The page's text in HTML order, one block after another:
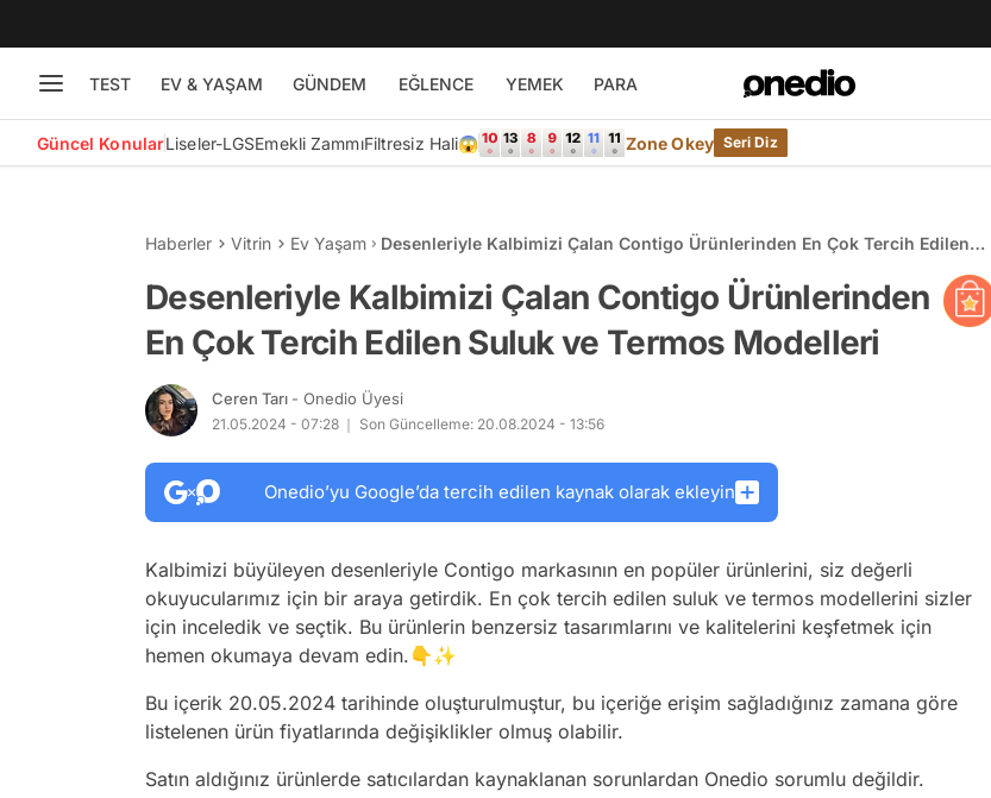
TEST EV & YAŞAM GÜNDEM EĞLENCE YEMEK PARA
Güncel KonularLiseler-LGSEmekli ZammıFiltresiz Hali😱 Zone Okey Seri Diz
Haberler Vitrin Ev Yaşam
Desenleriyle Kalbimizi Çalan Contigo Ürünlerinden En Çok Tercih Edilen
Desenleriyle Kalbimizi Çalan Contigo Ürünlerinden
En Çok Tercih Edilen Suluk ve Termos Modelleri
Ceren Tarı - Onedio Üyesi
21.05.2024 - 07:28 Son Güncelleme: 20.08.2024 - 13:56
Onedio’yu Google’da tercih edilen kaynak olarak ekleyin
Kalbimizi büyüleyen desenleriyle Contigo markasının en popüler ürünlerini, siz değerli
okuyucularımız için bir araya getirdik. En çok tercih edilen suluk ve termos modellerini sizler
için inceledik ve seçtik. Bu ürünlerin benzersiz tasarımlarını ve kalitelerini keşfetmek için
hemen okumaya devam edin.👇✨
Bu içerik 20.05.2024 tarihinde oluşturulmuştur, bu içeriğe erişim sağladığınız zamana göre
listelenen ürün fiyatlarında değişiklikler olmuş olabilir.
Satın aldığınız ürünlerde satıcılardan kaynaklanan sorunlardan Onedio sorumlu değildir.